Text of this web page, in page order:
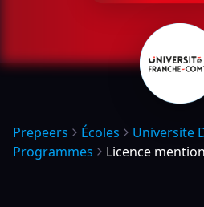
Prepeers Écoles
Universite
Programmes
Licence